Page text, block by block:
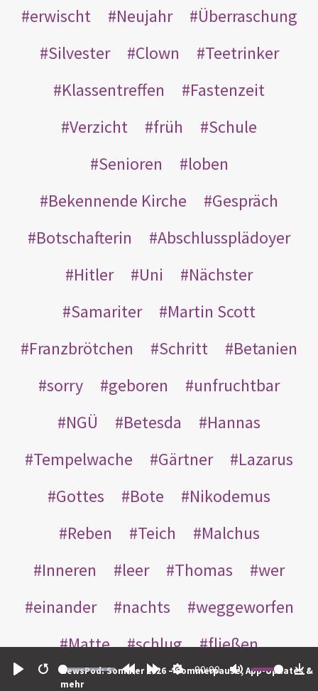
Restart
00:00
NewsPod: Sommer 2026 – Sommerpause, App-Updates &
mehr
erwischt
Neujahr
Überraschung
Silvester
Clown
Teetrinker
Klassentreffen
Fastenzeit
Verzicht
früh
Schule
Senioren
loben
Bekennende Kirche
Gespräch
Botschafterin
Abschlussplädoyer
Hitler
Uni
Nächster
Samariter
Martin Scott
Franzbrötchen
Schritt
Betanien
sorry
geboren
unfruchtbar
NGÜ
Betesda
Hannas
Tempelwache
Gärtner
Lazarus
Gottes
Bote
Nikodemus
Reben
Teich
Malchus
Inneren
leer Thomas
wer
einander
nachts
weggeworfen
Matte
schlug
fließen
Rabbuni
Martha Opferlamm